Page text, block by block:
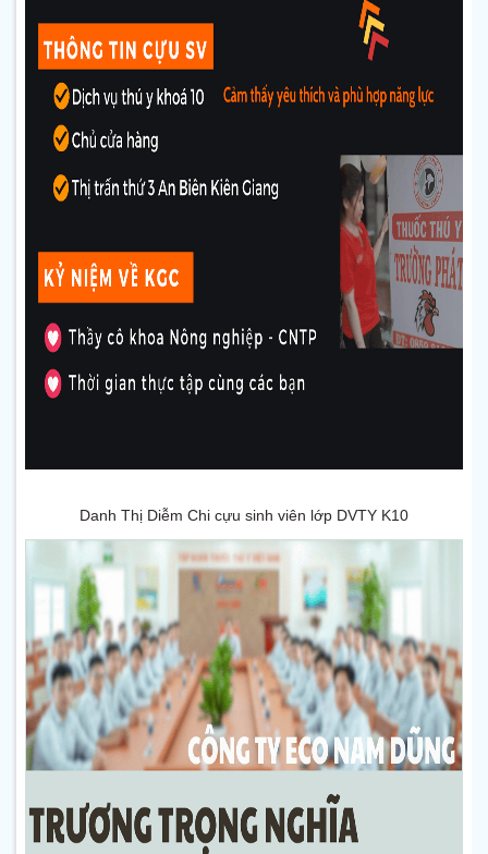
Danh Thị Diễm Chi cựu sinh viên lớp DVTY K10